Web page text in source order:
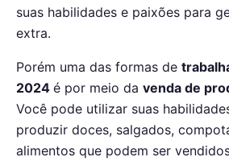
suas habilidades e paixões para
extra.
Porém uma das formas de
2024 é por meio da venda de
Você pode utilizar suas
produzir doces, salgados,
alimentos que podem ser